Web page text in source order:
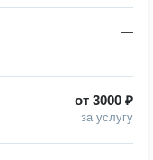
—
от 3000 ₽
за услугу